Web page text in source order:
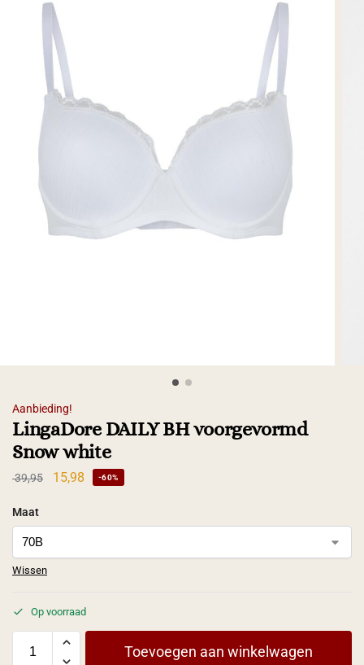
Aanbieding!
LingaDore DAILY BH voorgevormd
Snow white
39,95 15,98 -60%
Maat
Wissen
Op voorraad
Toevoegen aan winkelwagen